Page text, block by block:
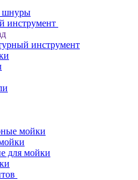
шнуры
инструмент
инструмент
мойки
для мойки